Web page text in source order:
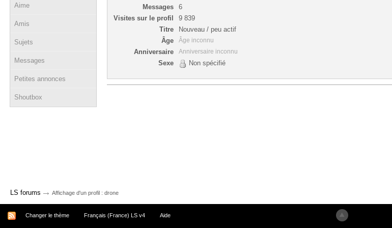
Aime
Amis
Sujets
Messages
Petites annonces
Shoutbox
Messages
6
Visites sur le profil
9 839
Titre
Nouveau / peu actif
Âge
Âge inconnu
Anniversaire Anniversaire inconnu
Sexe Non spécifié
LS forums → Affichage d'un profil : drone
Changer le thème Français (France) LS v4 Aide